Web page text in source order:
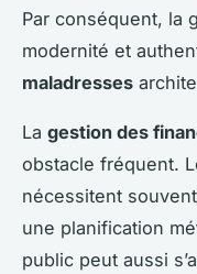
Par conséquent, la
modernité et
maladresses
La gestion des
obstacle fréquent.
nécessitent
une planification
public peut aussi